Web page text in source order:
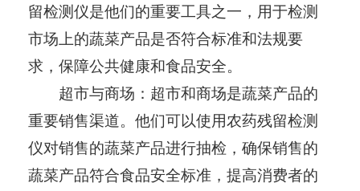
留检测仪是他们的重要工具之一，用于检测
市场上的蔬菜产品是否符合标准和法规要
求，保障公共健康和食品安全。
超市与商场：超市和商场是蔬菜产品的
重要销售渠道。他们可以使用农药残留检测
仪对销售的蔬菜产品进行抽检，确保销售的
蔬菜产品符合食品安全标准，提高消费者的